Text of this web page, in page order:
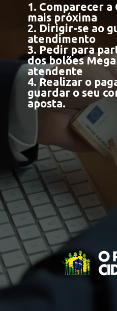
1. Comparecer a
mais próxima
2. Dirigir-se ao
atendimento
3. Pedir para
dos bolões
atendente
4. Realizar o
guardar o seu
aposta.